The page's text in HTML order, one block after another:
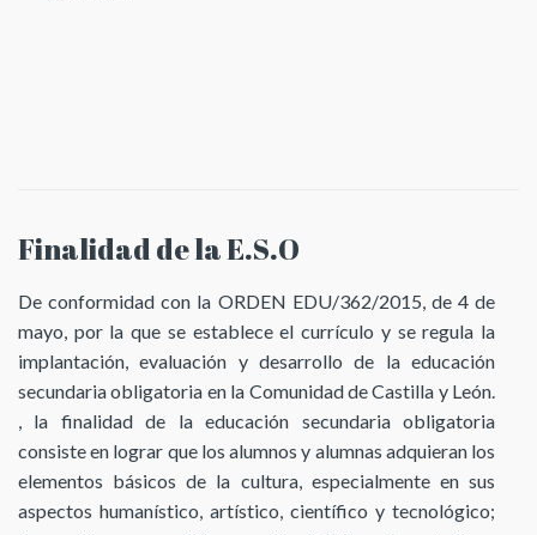
Finalidad de la E.S.O
De conformidad con la ORDEN EDU/362/2015, de 4 de
mayo, por la que se establece el currículo y se regula la
implantación, evaluación y desarrollo de la educación
secundaria obligatoria en la Comunidad de Castilla y León.
, la finalidad de la educación secundaria obligatoria
consiste en lograr que los alumnos y alumnas adquieran los
elementos básicos de la cultura, especialmente en sus
aspectos humanístico, artístico, científico y tecnológico;